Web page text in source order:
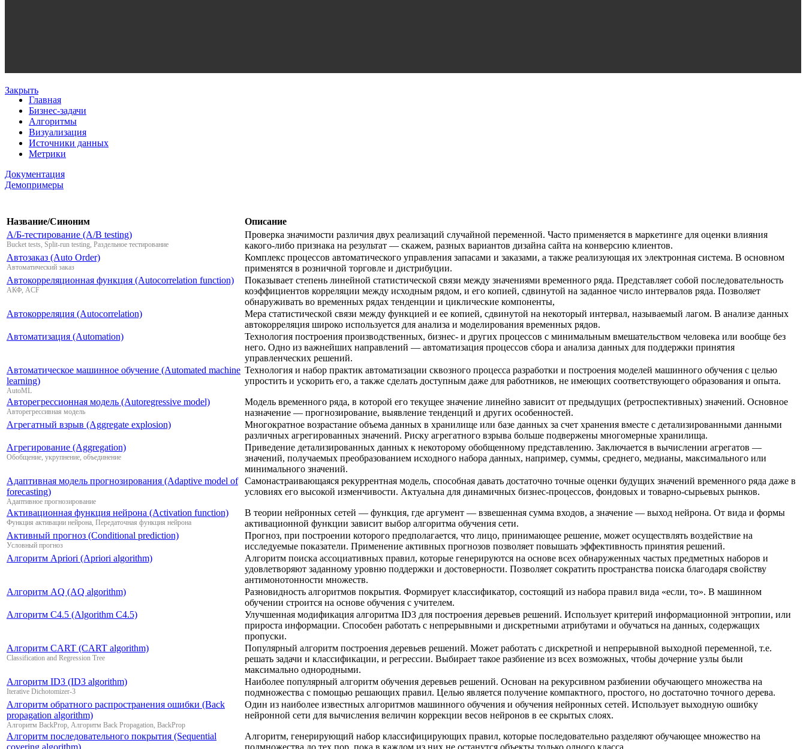
Закрыть
Главная
Бизнес-задачи
Алгоритмы
Визуализация
Источники данных
Метрики
Документация
Демопримеры
Название/Синоним
Описание
А/Б-тестирование (A/B testing)
Bucket tests, Split-run testing, Раздельное тестирование
Проверка значимости различия двух реализаций случайной переменной. Часто применяется в маркетинге для оценки влияния
какого-либо признака на результат — скажем, разных вариантов дизайна сайта на конверсию клиентов.
Автозаказ (Auto Order)
Автоматический заказ
Комплекс процессов автоматического управления запасами и заказами, а также реализующая их электронная система. В основном
применятся в розничной торговле и дистрибуции.
Автокорреляционная функция (Autocorrelation function)
АКФ, ACF
Показывает степень линейной статистической связи между значениями временного ряда. Представляет собой последовательность
коэффициентов корреляции между исходным рядом, и его копией, сдвинутой на заданное число интервалов ряда. Позволяет
обнаруживать во временных рядах тенденции и циклические компоненты,
Автокорреляция (Autocorrelation)
Мера статистической связи между функцией и ее копией, сдвинутой на некоторый интервал, называемый лагом. В анализе данных
автокорреляция широко используется для анализа и моделирования временных рядов.
Автоматизация (Automation)
Технология построения производственных, бизнес- и других процессов с минимальным вмешательством человека или вообще без
него. Одно из важнейших направлений — автоматизация процессов сбора и анализа данных для поддержки принятия
управленческих решений.
Автоматическое машинное обучение (Automated machine
learning)
AutoML
Технология и набор практик автоматизации сквозного процесса разработки и построения моделей машинного обучения с целью
упростить и ускорить его, а также сделать доступным даже для работников, не имеющих соответствующего образования и опыта.
Авторегрессионная модель (Autoregressive model)
Авторегрессивная модель
Модель временного ряда, в которой его текущее значение линейно зависит от предыдущих (ретроспективных) значений. Основное
назначение — прогнозирование, выявление тенденций и других особенностей.
Агрегатный взрыв (Aggregate explosion)
Многократное возрастание объема данных в хранилище или базе данных за счет хранения вместе с детализированными данными
различных агрегированных значений. Риску агрегатного взрыва больше подвержены многомерные хранилища.
Агрегирование (Aggregation)
Обобщение, укрупнение, объединение
Приведение детализированных данных к некоторому обобщенному представлению. Заключается в вычислении агрегатов —
значений, получаемых преобразованием исходного набора данных, например, суммы, среднего, медианы, максимального или
минимального значений.
Адаптивная модель прогнозирования (Adaptive model of
forecasting)
Адаптивное прогнозирование
Самонастраивающаяся рекуррентная модель, способная давать достаточно точные оценки будущих значений временного ряда даже в
условиях его высокой изменчивости. Актуальна для динамичных бизнес-процессов, фондовых и товарно-сырьевых рынков.
Активационная функция нейрона (Activation function)
Функция активации нейрона, Передаточная функция нейрона
В теории нейронных сетей — функция, где аргумент — взвешенная сумма входов, а значение — выход нейрона. От вида и формы
активационной функции зависит выбор алгоритма обучения сети.
Активный прогноз (Conditional prediction)
Условный прогноз
Прогноз, при построении которого предполагается, что лицо, принимающее решение, может осуществлять воздействие на
исследуемые показатели. Применение активных прогнозов позволяет повышать эффективность принятия решений.
Алгоритм Apriori (Apriori algorithm)
Алгоритм поиска ассоциативных правил, которые генерируются на основе всех обнаруженных частых предметных наборов и
удовлетворяют заданному уровню поддержки и достоверности. Позволяет сократить пространства поиска благодаря свойству
антимонотонности множеств.
Алгоритм AQ (AQ algorithm)
Разновидность алгоритмов покрытия. Формирует классификатор, состоящий из набора правил вида «если, то». В машинном
обучении строится на основе обучения с учителем.
Алгоритм C4.5 (Algorithm C4.5)
Улучшенная модификация алгоритма ID3 для построения деревьев решений. Использует критерий информационной энтропии, или
прироста информации. Способен работать с непрерывными и дискретными атрибутами и обучаться на данных, содержащих
пропуски.
Алгоритм CART (CART algorithm)
Classification and Regression Tree
Популярный алгоритм построения деревьев решений. Может работать с дискретной и непрерывной выходной переменной, т.е.
решать задачи и классификации, и регрессии. Выбирает такое разбиение из всех возможных, чтобы дочерние узлы были
максимально однородными.
Алгоритм ID3 (ID3 algorithm)
Iterative Dichotomizer-3
Наиболее популярный алгоритм обучения деревьев решений. Основан на рекурсивном разбиении обучающего множества на
подмножества с помощью решающих правил. Целью является получение компактного, простого, но достаточно точного дерева.
Алгоритм обратного распространения ошибки (Back
propagation algorithm)
Алгоритм BackProp, Алгоритм Back Propagation, BackProp
Один из наиболее известных алгоритмов машинного обучения и обучения нейронных сетей. Использует выходную ошибку
нейронной сети для вычисления величин коррекции весов нейронов в ее скрытых слоях.
Алгоритм последовательного покрытия (Sequential
covering algorithm)
Алгоритм, генерирующий набор классифицирующих правил, которые последовательно разделяют обучающее множество на
подмножества до тех пор, пока в каждом из них не останутся объекты только одного класса.